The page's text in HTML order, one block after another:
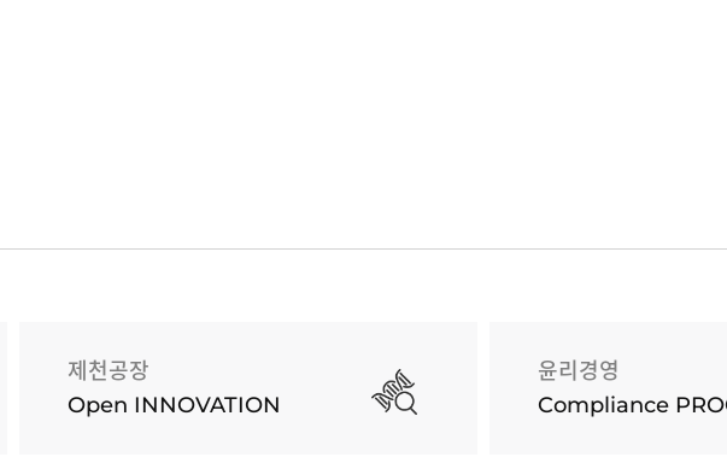
제천공장
Open INNOVATION
윤리경영
Compliance